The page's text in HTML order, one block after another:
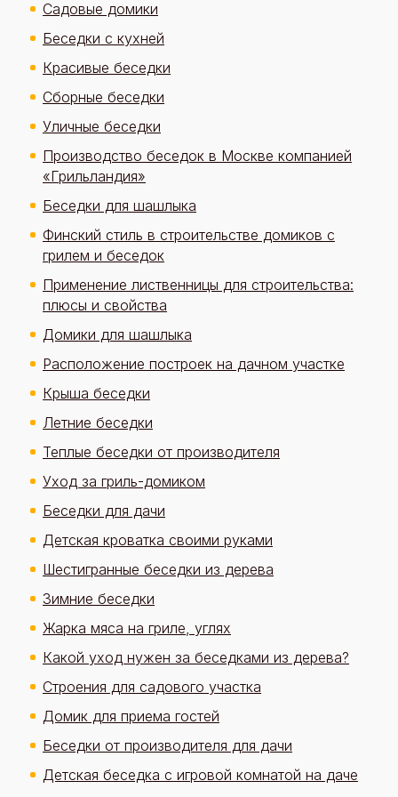
Садовые домики
Беседки с кухней
Красивые беседки
Сборные беседки
Уличные беседки
Производство беседок в Москве компанией
«Грильландия»
Беседки для шашлыка
Финский стиль в строительстве домиков с
грилем и беседок
Применение лиственницы для строительства:
плюсы и свойства
Домики для шашлыка
Расположение построек на дачном участке
Крыша беседки
Летние беседки
Теплые беседки от производителя
Уход за гриль-домиком
Беседки для дачи
Детская кроватка своими руками
Шестигранные беседки из дерева
Зимние беседки
Жарка мяса на гриле, углях
Какой уход нужен за беседками из дерева?
Строения для садового участка
Домик для приема гостей
Беседки от производителя для дачи
Детская беседка с игровой комнатой на даче